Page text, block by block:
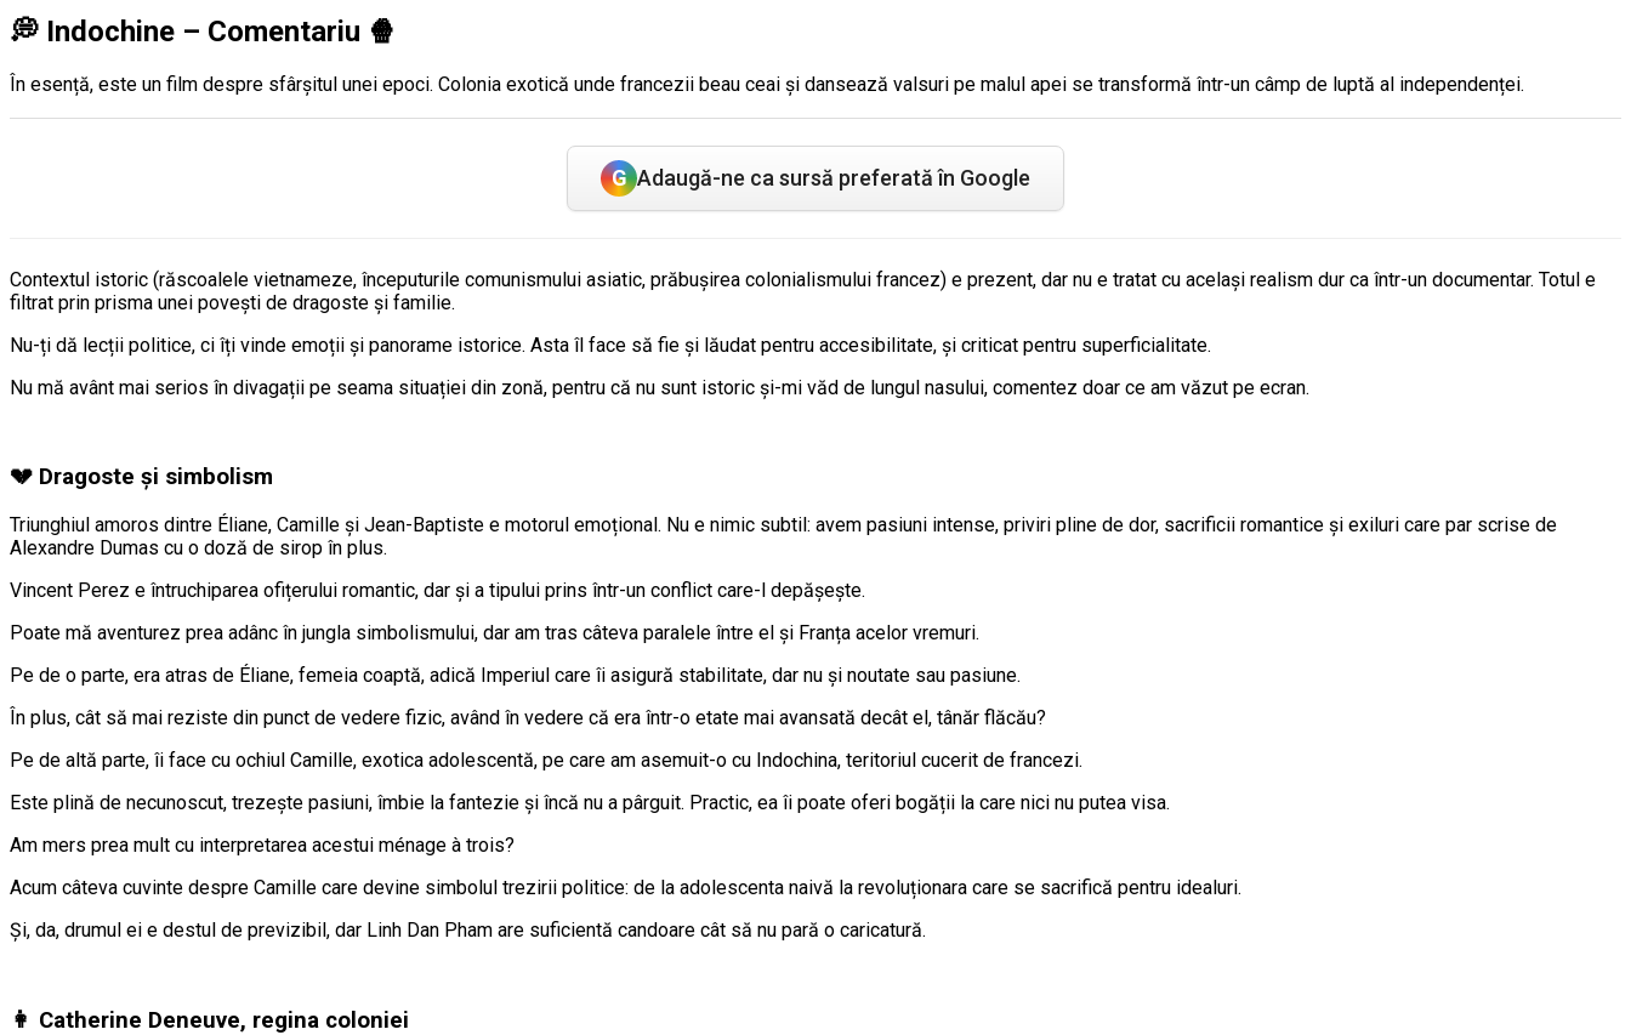
💭 Indochine – Comentariu 🍿
În esență, este un film despre sfârșitul unei epoci. Colonia exotică unde francezii beau ceai și dansează valsuri pe malul apei se transformă într-un câmp de luptă al independenței.
G Adaugă-ne ca sursă preferată în Google
Contextul istoric (răscoalele vietnameze, începuturile comunismului asiatic, prăbușirea colonialismului francez) e prezent, dar nu e tratat cu același realism dur ca într-un documentar. Totul e
filtrat prin prisma unei povești de dragoste și familie.
Nu-ți dă lecții politice, ci îți vinde emoții și panorame istorice. Asta îl face să fie și lăudat pentru accesibilitate, și criticat pentru superficialitate.
Nu mă avânt mai serios în divagații pe seama situației din zonă, pentru că nu sunt istoric și-mi văd de lungul nasului, comentez doar ce am văzut pe ecran.
💔 Dragoste și simbolism
Triunghiul amoros dintre Éliane, Camille și Jean-Baptiste e motorul emoțional. Nu e nimic subtil: avem pasiuni intense, priviri pline de dor, sacrificii romantice și exiluri care par scrise de
Alexandre Dumas cu o doză de sirop în plus.
Vincent Perez e întruchiparea ofițerului romantic, dar și a tipului prins într-un conflict care-l depășește.
Poate mă aventurez prea adânc în jungla simbolismului, dar am tras câteva paralele între el și Franța acelor vremuri.
Pe de o parte, era atras de Éliane, femeia coaptă, adică Imperiul care îi asigură stabilitate, dar nu și noutate sau pasiune.
În plus, cât să mai reziste din punct de vedere fizic, având în vedere că era într-o etate mai avansată decât el, tânăr flăcău?
Pe de altă parte, îi face cu ochiul Camille, exotica adolescentă, pe care am asemuit-o cu Indochina, teritoriul cucerit de francezi.
Este plină de necunoscut, trezește pasiuni, îmbie la fantezie și încă nu a pârguit. Practic, ea îi poate oferi bogății la care nici nu putea visa.
Am mers prea mult cu interpretarea acestui ménage à trois?
Acum câteva cuvinte despre Camille care devine simbolul trezirii politice: de la adolescenta naivă la revoluționara care se sacrifică pentru idealuri.
Și, da, drumul ei e destul de previzibil, dar Linh Dan Pham are suficientă candoare cât să nu pară o caricatură.
👩 Catherine Deneuve, regina coloniei